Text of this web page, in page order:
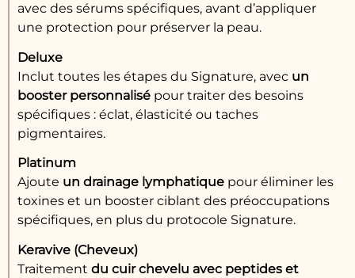
avec des sérums spécifiques, avant d’appliquer
une protection pour préserver la peau.
Deluxe
Inclut toutes les étapes du Signature, avec un
booster personnalisé pour traiter des besoins
spécifiques : éclat, élasticité ou taches
pigmentaires.
Platinum
Ajoute un drainage lymphatique pour éliminer les
toxines et un booster ciblant des préoccupations
spécifiques, en plus du protocole Signature.
Keravive (Cheveux)
Traitement du cuir chevelu avec peptides et